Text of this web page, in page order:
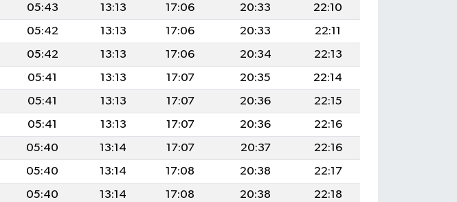
05:43 13:13 17:06 20:33
22:10
05:42 13:13 17:06 20:33
22:11
05:42 13:13 17:06 20:34
22:13
05:41 13:13 17:07 20:35
22:14
05:41 13:13 17:07 20:36
22:15
05:41 13:13 17:07 20:36
22:16
05:40 13:14 17:07 20:37
22:16
05:40 13:14 17:08 20:38
22:17
05:40 13:14 17:08 20:38
22:18